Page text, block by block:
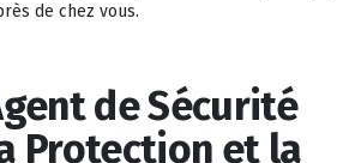
de chez vous.
de Sécurité
Protection et la